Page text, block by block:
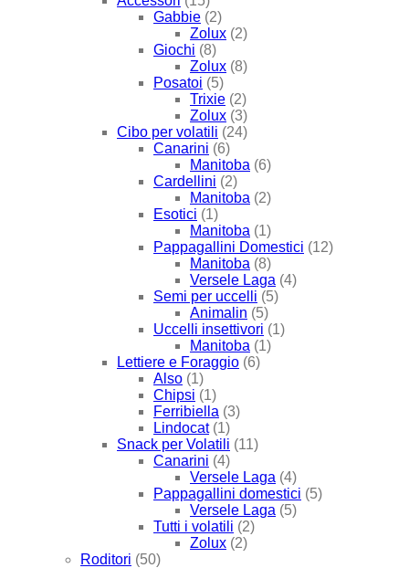
Gabbie (2)
Zolux (2)
Giochi (8)
Zolux (8)
Posatoi (5)
Trixie (2)
Zolux (3)
Cibo per volatili (24)
Canarini (6)
Manitoba (6)
Cardellini (2)
Manitoba (2)
Esotici (1)
Manitoba (1)
Pappagallini Domestici (12)
Manitoba (8)
Versele Laga (4)
Semi per uccelli (5)
Animalin (5)
Uccelli insettivori (1)
Manitoba (1)
Lettiere e Foraggio (6)
Also (1)
Chipsi (1)
Ferribiella (3)
Lindocat (1)
Snack per Volatili (11)
Canarini (4)
Versele Laga (4)
Pappagallini domestici (5)
Versele Laga (5)
Tutti i volatili (2)
Zolux (2)
Roditori (50)